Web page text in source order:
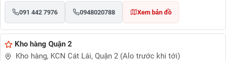
091 442 7976 0948020788 Xem bản đồ
Kho hàng Quận 2
Kho hàng, KCN Cát Lái, Quận 2 (Alo trước khi tới)